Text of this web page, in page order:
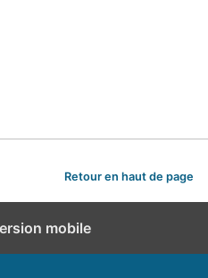
Retour en haut de page
mobile